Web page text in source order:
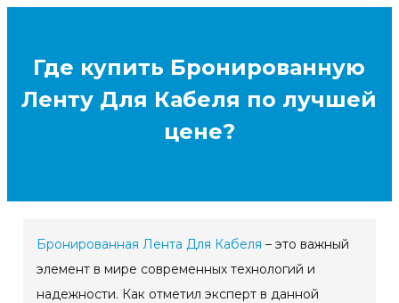
Где купить Бронированную
Ленту Для Кабеля по лучшей
цене?
Бронированная Лента Для Кабеля – это важный
элемент в мире современных технологий и
надежности. Как отметил эксперт в данной